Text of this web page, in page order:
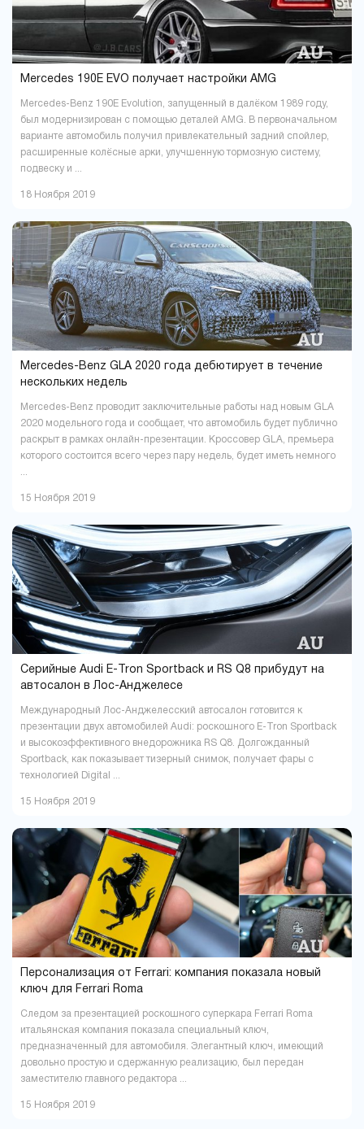
Mercedes 190E EVO получает настройки AMG
Mercedes-Benz 190E Evolution, запущенный в далёком 1989 году,
был модернизирован с помощью деталей AMG. В первоначальном
варианте автомобиль получил привлекательный задний спойлер,
расширенные колёсные арки, улучшенную тормозную систему,
подвеску и ...
18 Ноября 2019
Mercedes-Benz GLA 2020 года дебютирует в течение
нескольких недель
Mercedes-Benz проводит заключительные работы над новым GLA
2020 модельного года и сообщает, что автомобиль будет публично
раскрыт в рамках онлайн-презентации. Кроссовер GLA, премьера
которого состоится всего через пару недель, будет иметь немного
...
15 Ноября 2019
Серийные Audi E-Tron Sportback и RS Q8 прибудут на
автосалон в Лос-Анджелесе
Международный Лос-Анджелесский автосалон готовится к
презентации двух автомобилей Audi: роскошного E-Tron Sportback
и высокоэффективного внедорожника RS Q8. Долгожданный
Sportback, как показывает тизерный снимок, получает фары с
технологией Digital ...
15 Ноября 2019
Персонализация от Ferrari: компания показала новый
ключ для Ferrari Roma
Следом за презентацией роскошного суперкара Ferrari Roma
итальянская компания показала специальный ключ,
предназначенный для автомобиля. Элегантный ключ, имеющий
довольно простую и сдержанную реализацию, был передан
заместителю главного редактора ...
15 Ноября 2019